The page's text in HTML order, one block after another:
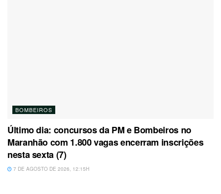
BOMBEIROS
Último dia: concursos da PM e Bombeiros no
Maranhão com 1.800 vagas encerram inscrições
nesta sexta (7)
7 DE AGOSTO DE 2026, 12:15H